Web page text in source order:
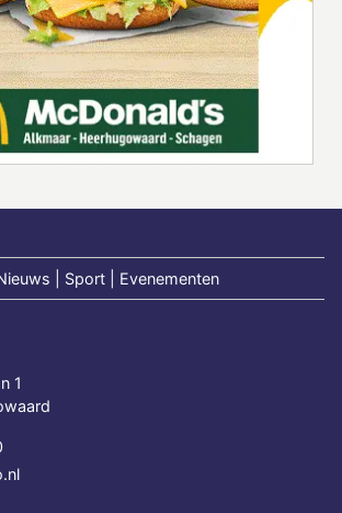
| Sport | Evenementen
1